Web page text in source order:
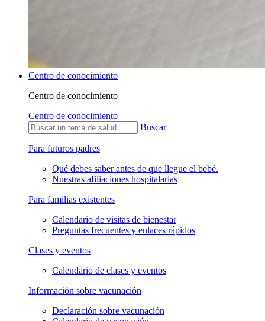
Centro de conocimiento
Centro de conocimiento
Centro de conocimiento
Buscar
Para futuros padres
Qué debes saber antes de que llegue el bebé.
Nuestras afiliaciones hospitalarias
Para familias existentes
Calendario de visitas de bienestar
Preguntas frecuentes y enlaces rápidos
Clases y eventos
Calendario de clases y eventos
Información sobre vacunación
Declaración sobre vacunación